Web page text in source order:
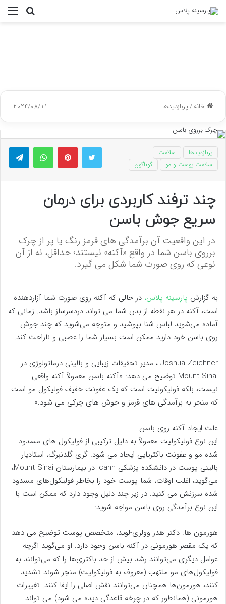
جستجو
خانه/پربازدیدها 2024/08/11
توییتر پینتریستواتس آپ
پربازدیدها
سلامت
سلامت پوست و مو
گوناگون
چند ترفند کاربردی برای درمان
سریع جوش باسن
در این واقعیت آن برآمدگی های قرمز رنگ یا پر از چرک
برروی باسن شما در واقع «آکنه» نیستند؛ حداقل، نه از آن
نوعی که روی صورت شما شکل می گیرد.
به گزارش پارسینه پلاس، در حالی که آکنه روی صورت شما آزاردهنده
است، آکنه در هر نقطه از بدن شما می تواند دردسرساز باشد. زمانی که
آماده می‌شوید لباس شنا بپوشید و متوجه می‌شوید که چند جوش
روی باسن خود دارید ممکن است بسیار شما را عصبی و ناراحت کند.
Joshua Zeichner ، مدیر تحقیقات زیبایی و بالینی درماتولوژی در
Mount Sinai توضیح می دهد: «آکنه باسن معمولاً آکنه واقعی
نیست، بلکه فولیکولیت است که یک عفونت خفیف فولیکول مو است
که منجر به برآمدگی های قرمز و جوش های چرکی می شود.»
علت ایجاد آکنه روی باسن
این نوع فولیکولیت معمولاً به دلیل ترکیبی از فولیکول های مسدود
شده مو و عفونت باکتریایی ایجاد می شود. گری گلدنبرگ، استادیار
بالینی پوست در دانشکده پزشکی Icahn در بیمارستان Mount Sinai،
می‌گوید، اغلب اوقات، شما پوست خود را بخاطر فولیکول‌های مسدود
شده سرزنش می کنید. در زیر چند دلیل وجود دارد که ممکن است با
این نوع برآمدگی روی باسن مواجه شوید:
هورمون ها: دکتر هدر وولری-لوید، متخصص پوست توضیح می دهد
که یک مقصر هورمونی در آکنه باسن وجود دارد. او می‌گوید اگرچه
عوامل دیگری می‌توانند رشد بیش از حد باکتری‌ها را که می‌توانند به
فولیکول‌های مو ملتهب (معروف به فولیکولیت) منجر شوند تشدید
کنند، هورمون‌ها همچنان می‌توانند نقش اصلی را ایفا کنند. تغییرات
هورمونی (همانطور که در چرخه قاعدگی دیده می شود) می تواند